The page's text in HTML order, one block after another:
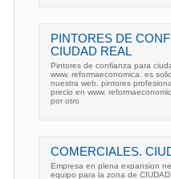
PINTORES DE
CIUDAD REAL
Pintores de confianza para
www. reformaeconomica. es
nuestra web, pintores
precio en www.
por otro
COMERCIALES.
Empresa en plena expansion
equipo para la zona de